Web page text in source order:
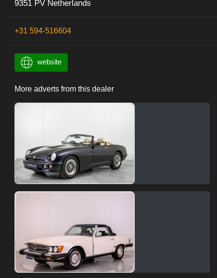
9351 PV Netherlands
+31 594-516604
website
More adverts from this dealer